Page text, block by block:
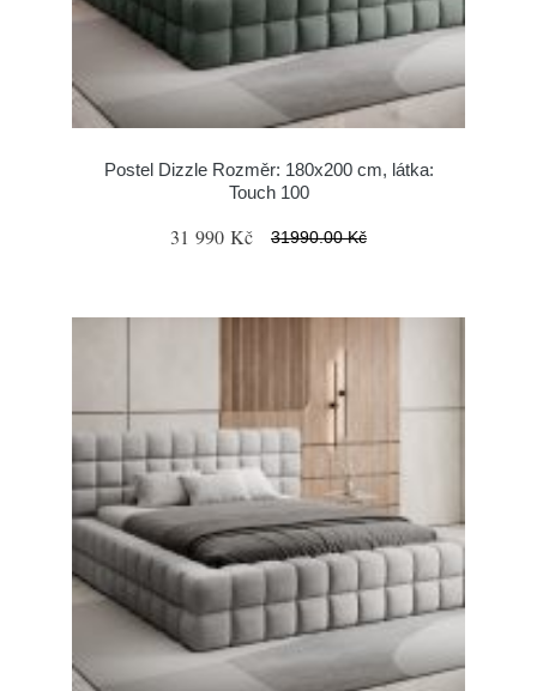
Postel Dizzle Rozměr: 180x200 cm, látka:
Touch 100
31 990 Kč 31990.00 Kč